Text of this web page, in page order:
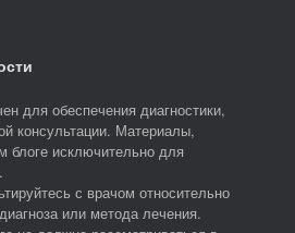
для обеспечения диагностики,
консультации. Материалы,
блоге исключительно для
с врачом относительно
или метода лечения.